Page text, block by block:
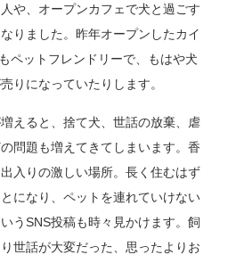
や、オープンカフェで犬と過ごす
りました。昨年オープンしたカイ
もペットフレンドリーで、もはや犬
りになっていたりします。
えると、捨て犬、世話の放棄、虐
問題も増えてきてしまいます。香
入りの激しい場所。長く住むはず
になり、ペットを連れていけない
うSNS投稿も時々見かけます。飼
世話が大変だった、思ったよりお